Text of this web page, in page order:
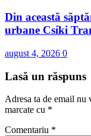
Din această
urbane Csíki
august 4, 2026 0
Lasă un răspuns
Adresa ta de email nu
marcate cu *
Comentariu *